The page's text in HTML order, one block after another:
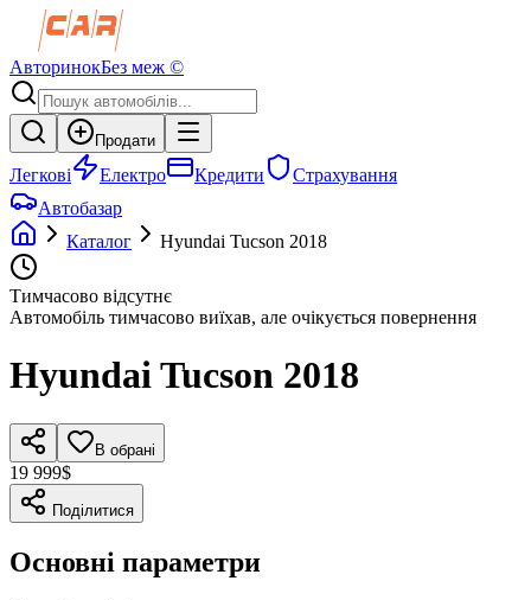
АвторинокБез меж ©
Продати
Легкові Електро Кредити
Страхування
Автобазар
Каталог
Hyundai Tucson 2018
Тимчасово відсутнє
Автомобіль тимчасово виїхав, але очікується повернення
HyundaiTucson 2018
В обрані
19 999$
Поділитися
Основні параметри